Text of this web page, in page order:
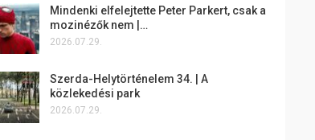
Mindenki elfelejtette Peter Parkert, csak a
mozinézők nem |…
2026.07.29.
Szerda-Helytörténelem 34. | A
közlekedési park
2026.07.29.